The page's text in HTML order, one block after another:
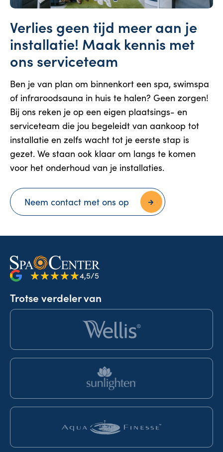
Verlies geen tijd meer aan je
installatie! Maak kennis met
ons serviceteam
Ben je van plan om binnenkort een spa, swimspa
of infraroodsauna in huis te halen? Geen zorgen!
Bij ons reken je op een eigen plaatsings- en
serviceteam die jou begeleidt van aankoop tot
installatie en zelfs wacht tot je eerste stap is
gezet. We staan ook klaar om langs te komen
voor het onderhoud van je installaties.
Neem contact met ons op
4,5/5
Trotse verdeler van